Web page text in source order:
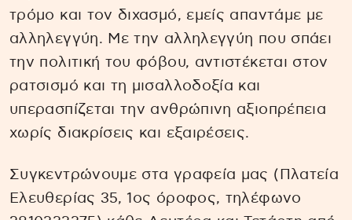
τρόμο και τον διχασμό, εμείς απαντάμε με
αλληλεγγύη. Με την αλληλεγγύη που σπάει
την πολιτική του φόβου, αντιστέκεται στον
ρατσισμό και τη μισαλλοδοξία και
υπερασπίζεται την ανθρώπινη αξιοπρέπεια
χωρίς διακρίσεις και εξαιρέσεις.
Συγκεντρώνουμε στα γραφεία μας (Πλατεία
Ελευθερίας 35, 1ος όροφος, τηλέφωνο